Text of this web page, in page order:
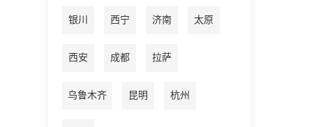
银川 西宁 济南 太原
西安 成都 拉萨
乌鲁木齐 昆明 杭州